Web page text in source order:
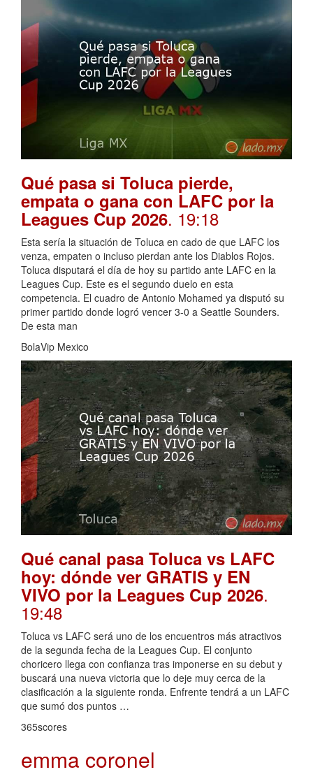
Qué pasa si Toluca pierde,
empata o gana con LAFC por la
Leagues Cup 2026. 19:18
Esta sería la situación de Toluca en cado de que LAFC los
venza, empaten o incluso pierdan ante los Diablos Rojos.
Toluca disputará el día de hoy su partido ante LAFC en la
Leagues Cup. Este es el segundo duelo en esta
competencia. El cuadro de Antonio Mohamed ya disputó su
primer partido donde logró vencer 3-0 a Seattle Sounders.
De esta man
BolaVip Mexico
Qué canal pasa Toluca vs LAFC
hoy: dónde ver GRATIS y EN
VIVO por la Leagues Cup 2026.
19:48
Toluca vs LAFC será uno de los encuentros más atractivos
de la segunda fecha de la Leagues Cup. El conjunto
choricero llega con confianza tras imponerse en su debut y
buscará una nueva victoria que lo deje muy cerca de la
clasificación a la siguiente ronda. Enfrente tendrá a un LAFC
que sumó dos puntos …
365scores
emma coronel